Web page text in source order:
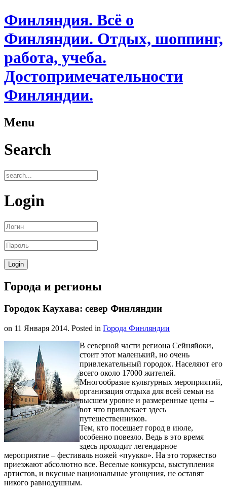
Финляндия. Всё о
Финляндии. Отдых, шоппинг,
работа, учеба.
Достопримечательности
Финляндии.
Menu
Search
Login
Города и регионы
Городок Каухава: север Финляндии
on 11 Января 2014. Posted in Города Финляндии
В северной части региона Сейняйоки,
стоит этот маленький, но очень
привлекательный городок. Населяют его
всего около 17000 жителей.
Многообразие культурных мероприятий,
организация отдыха для всей семьи на
высшем уровне и размеренные цены –
вот что привлекает здесь
путешественников.
Тем, кто посещает город в июле,
особенно повезло. Ведь в это время
здесь проходит легендарное
мероприятие – фестиваль ножей «пуукко». На это торжество
приезжают абсолютно все. Веселые конкурсы, выступления
артистов, и вкусные национальные угощения, не оставят
никого равнодушным.